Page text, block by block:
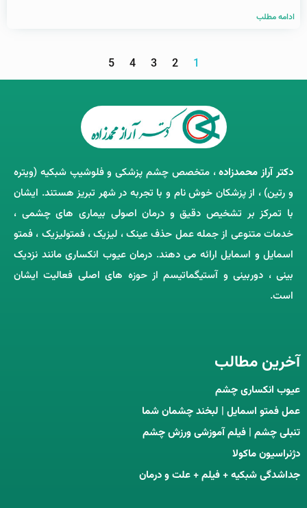
ادامه مطلب
1
2
3
4
5
دکتر آراز محمدزاده، متخصص چشم‌ پزشکی و فلوشیپ شبکیه (ویتره
و رتین) ، از پزشکان خوش ‌نام و با تجربه در شهر تبریز هستند. ایشان
با تمرکز بر تشخیص دقیق و درمان اصولی بیماری ‌های چشمی ،
خدمات متنوعی از جمله عمل حذف عینک ، لیزیک ، فمتولیزیک ، فمتو
اسمایل و اسمایل ارائه می ‌دهند. درمان عیوب انکساری مانند نزدیک
‌بینی ، دوربینی و آستیگماتیسم از حوزه‌ های اصلی فعالیت ایشان
است.
آخرین مطالب
عیوب انکساری چشم
عمل فمتو اسمایل | لبخند چشمان شما
تنبلی چشم | فیلم آموزشی ورزش چشم
دژنراسیون ماکولا
جداشدگی شبکیه + فیلم + علت و درمان